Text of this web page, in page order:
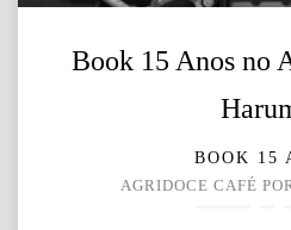
Book 15 Anos no
BOOK 15
AGRIDOCE CAFÉ